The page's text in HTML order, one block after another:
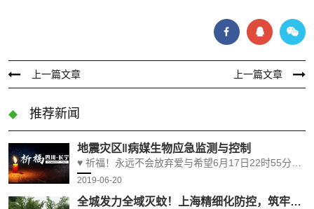
上一篇文章 上一篇文章
推荐新闻
地震灾区‖病媒生物应急监测与控制
2019-06-20
全城发力全域灭蚊！上海精细化防控，筑牢夏日公共卫生安全屏障